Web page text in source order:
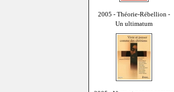
2005 - Théorie-Rébellion -
Un ultimatum